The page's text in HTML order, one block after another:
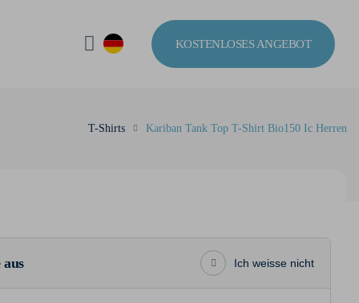
KOSTENLOSES ANGEBOT
T-Shirts Kariban Tank Top T-Shirt Bio150 Ic Herren
Ich weisse nicht